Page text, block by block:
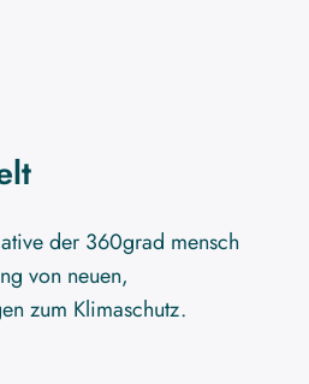
der 360grad mensch
von neuen,
zum Klimaschutz.